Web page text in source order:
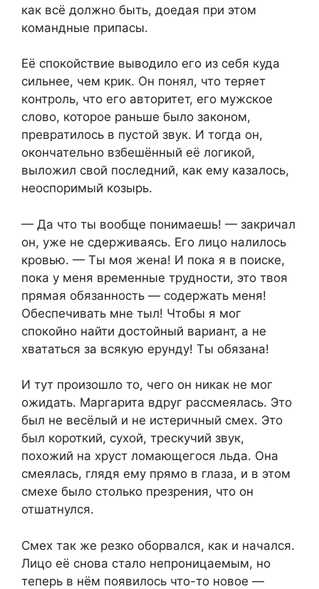
как всё должно быть, доедая при этом
командные припасы.
Её спокойствие выводило его из себя куда
сильнее, чем крик. Он понял, что теряет
контроль, что его авторитет, его мужское
слово, которое раньше было законом,
превратилось в пустой звук. И тогда он,
окончательно взбешённый её логикой,
выложил свой последний, как ему казалось,
неоспоримый козырь.
— Да что ты вообще понимаешь! — закричал
он, уже не сдерживаясь. Его лицо налилось
кровью. — Ты моя жена! И пока я в поиске,
пока у меня временные трудности, это твоя
прямая обязанность — содержать меня!
Обеспечивать мне тыл! Чтобы я мог
спокойно найти достойный вариант, а не
хвататься за всякую ерунду! Ты обязана!
И тут произошло то, чего он никак не мог
ожидать. Маргарита вдруг рассмеялась. Это
был не весёлый и не истеричный смех. Это
был короткий, сухой, трескучий звук,
похожий на хруст ломающегося льда. Она
смеялась, глядя ему прямо в глаза, и в этом
смехе было столько презрения, что он
отшатнулся.
Смех так же резко оборвался, как и начался.
Лицо её снова стало непроницаемым, но
теперь в нём появилось что-то новое —